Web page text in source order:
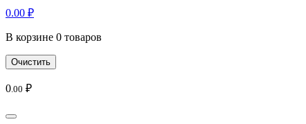
0.00 ₽
В корзине 0 товаров
Очистить
0 .00 ₽